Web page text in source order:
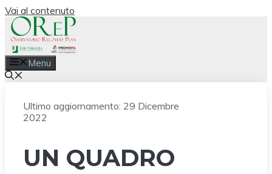
Vai al contenuto
Menu
Ultimo aggiornamento: 29 Dicembre
2022
UN QUADRO